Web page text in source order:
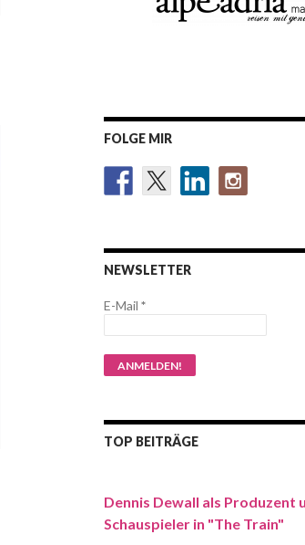
FOLGE MIR
NEWSLETTER
E-Mail *
TOP BEITRÄGE
Dennis Dewall als Produzent
Schauspieler in "The Train"